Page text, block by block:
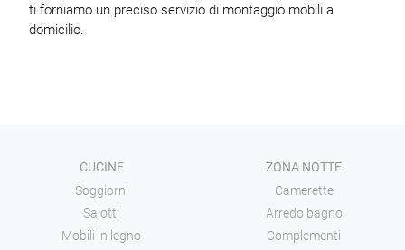
ti forniamo un preciso servizio di montaggio mobili a
domicilio.
CUCINE
Soggiorni
Salotti
Mobili in legno
ZONA NOTTE
Camerette
Arredo bagno
Complementi